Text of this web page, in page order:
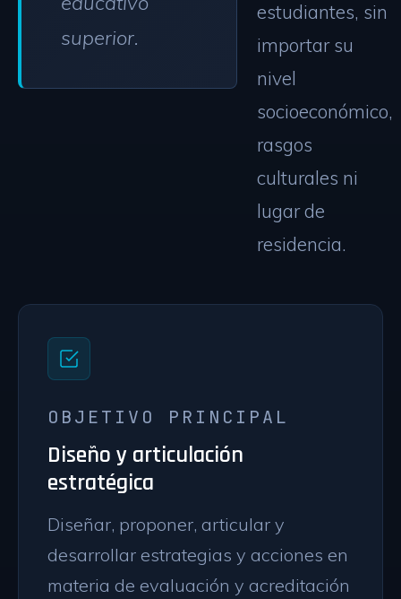
superior.
estudiantes, sin
importar su
nivel
socioeconómico,
rasgos
culturales ni
lugar de
residencia.
OBJETIVO PRINCIPAL
Diseño y articulación
estratégica
Diseñar, proponer, articular y
desarrollar estrategias y acciones en
materia de evaluación y acreditación